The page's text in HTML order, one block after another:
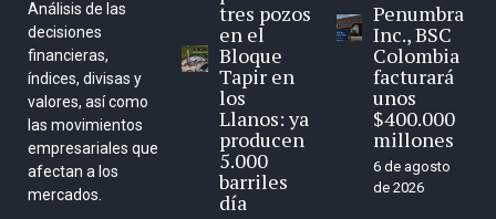
Análisis de las
decisiones
financieras,
índices, divisas y
valores, así como
las movimientos
empresariales que
afectan a los
mercados.
tres pozos
en el
Bloque
Tapir en
los
Llanos: ya
producen
5.000
barriles
día
Penumbra
Inc., BSC
Colombia
facturará
unos
$400.000
millones
6 de agosto
de 2026